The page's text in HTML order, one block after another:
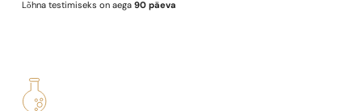
Lõhna testimiseks on aega90 päeva